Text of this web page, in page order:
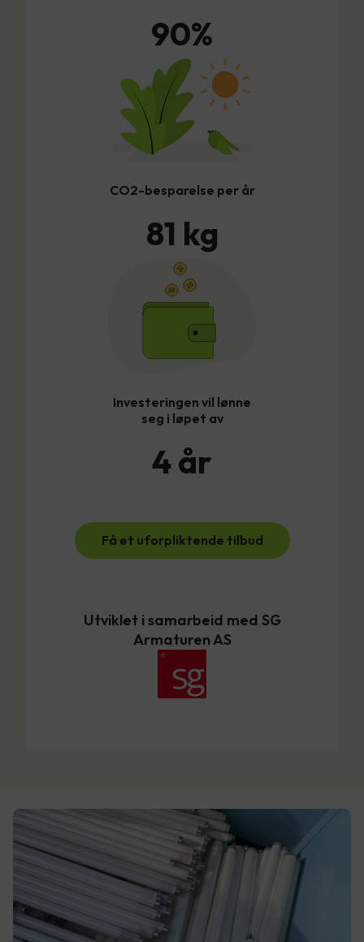
90%
CO2-besparelse per år
81 kg
Investeringen vil lønne
seg i løpet av
4år
Få et uforpliktende tilbud
Utviklet i samarbeid med SG
Armaturen AS